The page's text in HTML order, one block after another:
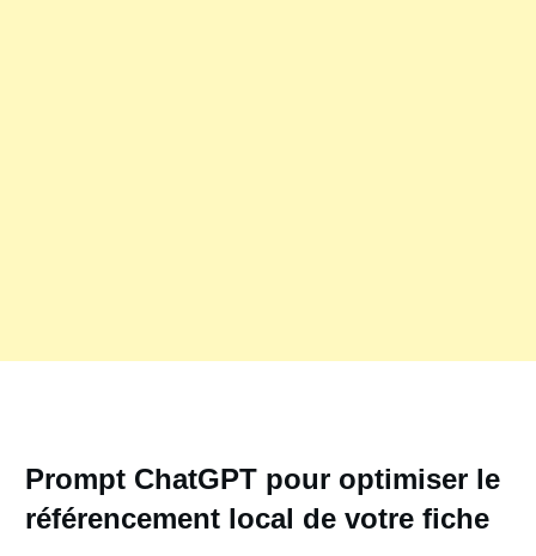
Prompt ChatGPT pour optimiser le
référencement local de votre fiche